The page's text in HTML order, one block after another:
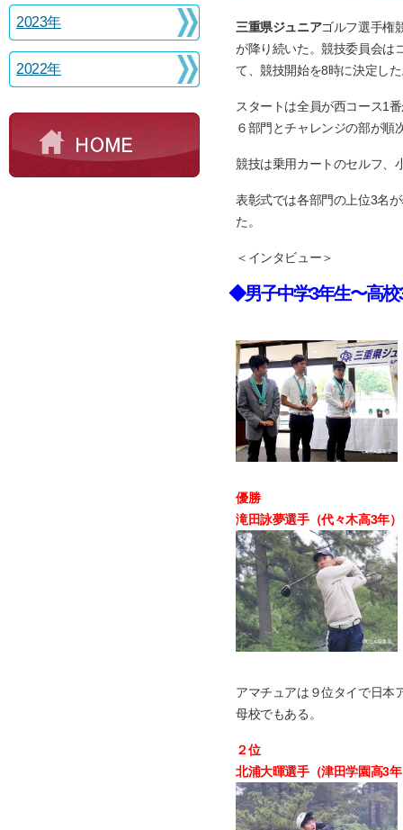
2023年
2022年
三重県ジュニアゴルフ選手権
が降り続いた。競技委員会は
て、競技開始を8時に決定し
スタートは全員が西コース1
６部門とチャレンジの部が順
競技は乗用カートのセルフ、
表彰式では各部門の上位3名
た。
＜インタビュー＞
◆男子中学3年生〜高
優勝
滝田詠夢選手（代々木高3
アマチュアは９位タイで日本
母校でもある。
２位
北浦大暉選手（津田学園高3